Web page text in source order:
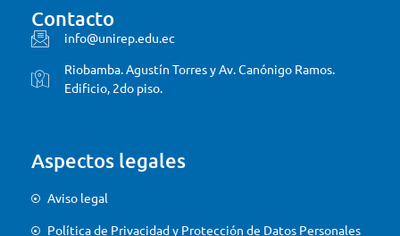
Contacto
info@unirep.edu.ec
Riobamba. Agustín Torres y Av. Canónigo Ramos.
Edificio, 2do piso.
Aspectos legales
Aviso legal
Política de Privacidad y Protección de Datos Personales